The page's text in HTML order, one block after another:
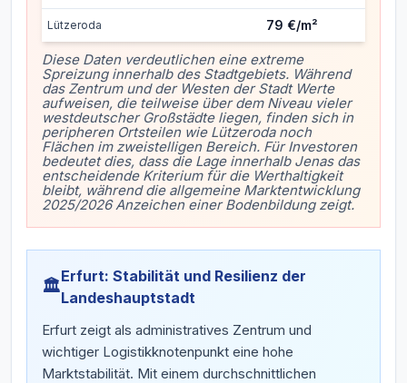
Lützeroda 79 €/m²
Diese Daten verdeutlichen eine extreme
Spreizung innerhalb des Stadtgebiets. Während
das Zentrum und der Westen der Stadt Werte
aufweisen, die teilweise über dem Niveau vieler
westdeutscher Großstädte liegen, finden sich in
peripheren Ortsteilen wie Lützeroda noch
Flächen im zweistelligen Bereich. Für Investoren
bedeutet dies, dass die Lage innerhalb Jenas das
entscheidende Kriterium für die Werthaltigkeit
bleibt, während die allgemeine Marktentwicklung
2025/2026 Anzeichen einer Bodenbildung zeigt.
🏛️
Erfurt: Stabilität und Resilienz der
Landeshauptstadt
Erfurt zeigt als administratives Zentrum und
wichtiger Logistikknotenpunkt eine hohe
Marktstabilität. Mit einem durchschnittlichen